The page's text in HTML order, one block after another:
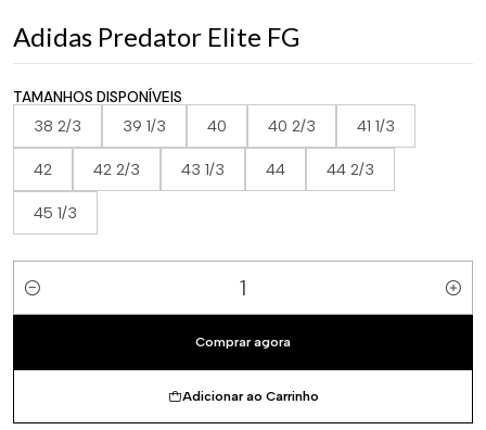
Adidas Predator Elite FG
TAMANHOS DISPONÍVEIS
38 2/3 39 1/3 40 40 2/3 41 1/3
42 42 2/3 43 1/3 44 44 2/3
45 1/3
Quantidade
Adicionar ao Carrinho
Comprar agora